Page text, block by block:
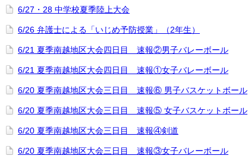
6/27・28 中学校夏季陸上大会
6/26 弁護士による「いじめ予防授業」（2年生）
6/21 夏季南越地区大会四日目 速報②男子バレーボール
6/21 夏季南越地区大会四日目 速報①女子バレーボール
6/20 夏季南越地区大会三日目 速報⑥ 男子バスケットボール
6/20 夏季南越地区大会三日目 速報⑤ 女子バスケットボール
6/20 夏季南越地区大会三日目 速報④剣道
6/20 夏季南越地区大会三日目 速報③女子バレーボール